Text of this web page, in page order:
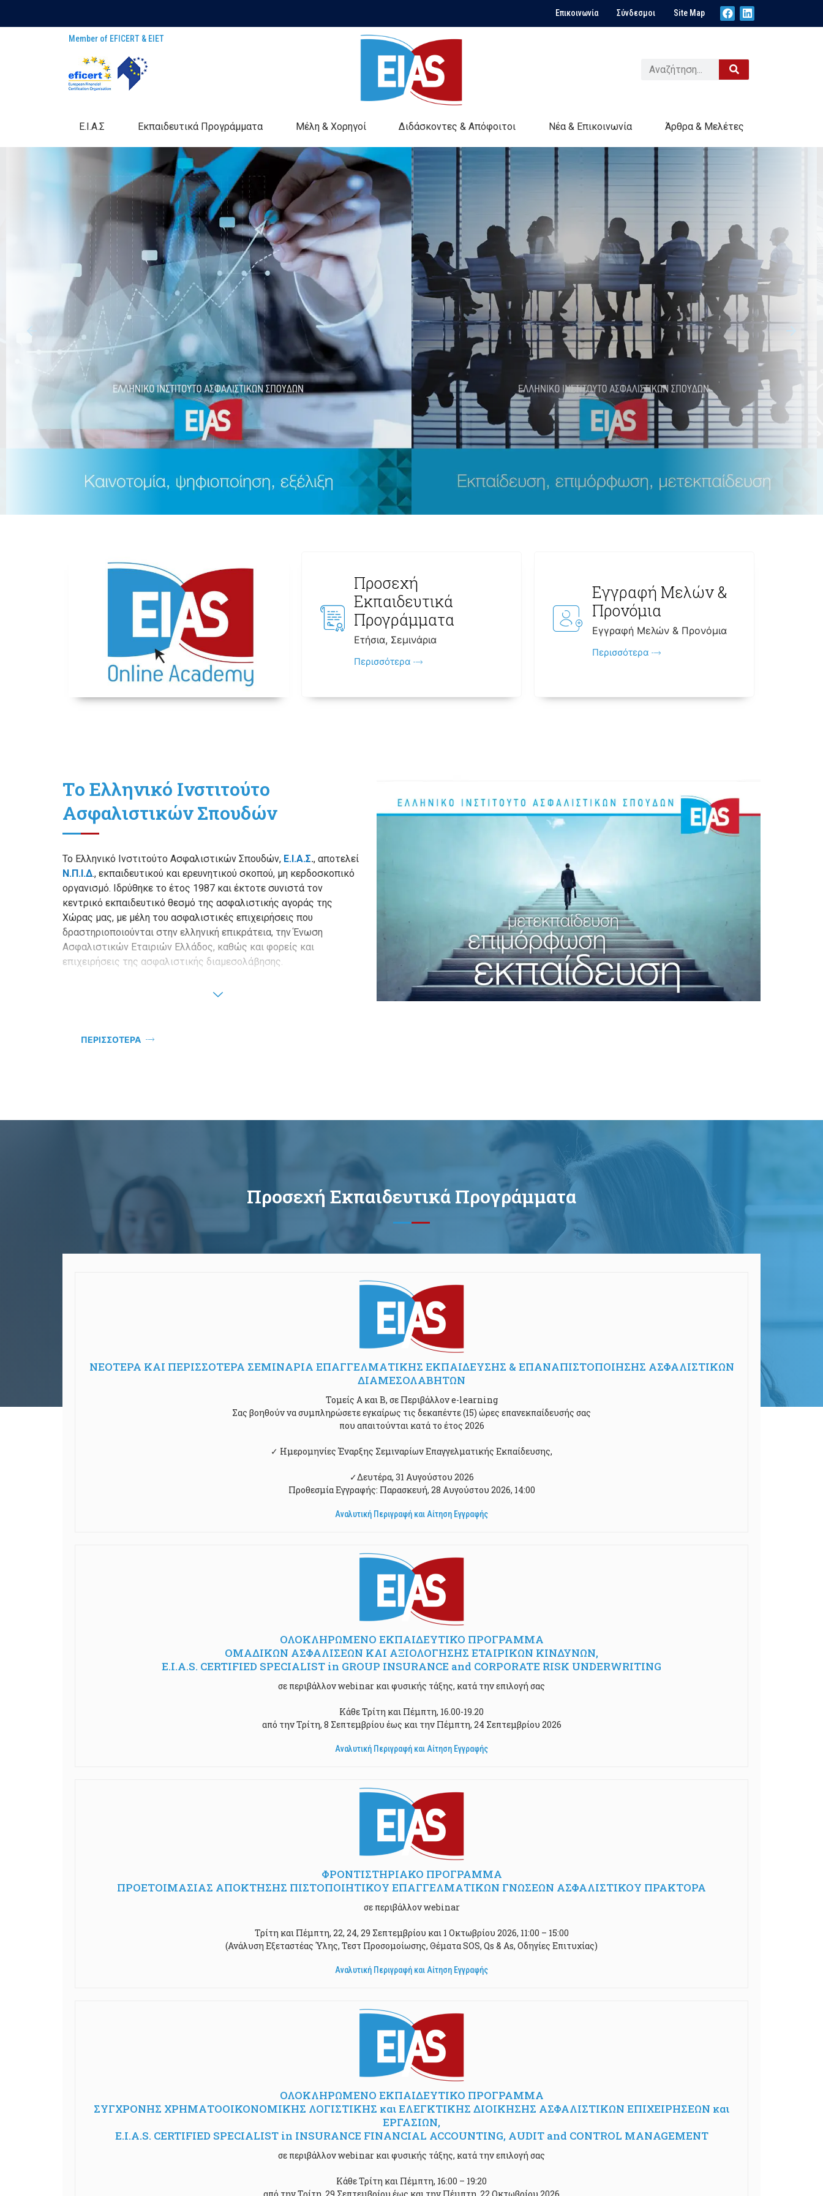
Επικοινωνία Σύνδεσμοι Site Map
Member of EFICERT & EIET
E.I.A.Σ Eκπαιδευτικά Προγράμματα Μέλη & Χορηγοί Διδάσκοντες & Απόφοιτοι Νέα & Επικοινωνία Άρθρα & Μελέτες
Προσεχή
Εκπαιδευτικά
Προγράμματα
Ετήσια, Σεμινάρια
Περισσότερα
Εγγραφή Μελών &
Προνόμια
Εγγραφή Μελών & Προνόμια
Περισσότερα
Τo Ελληνικό Ινστιτούτο
Ασφαλιστικών Σπουδών
Το Ελληνικό Ινστιτούτο Ασφαλιστικών Σπουδών, Ε.Ι.Α.Σ., αποτελεί
Ν.Π.Ι.Δ., εκπαιδευτικού και ερευνητικού σκοπού, μη κερδοσκοπικό
οργανισμό. Ιδρύθηκε το έτος 1987 και έκτοτε συνιστά τον
κεντρικό εκπαιδευτικό θεσμό της ασφαλιστικής αγοράς της
Χώρας μας, με μέλη του ασφαλιστικές επιχειρήσεις που
δραστηριοποιούνται στην ελληνική επικράτεια, την Ένωση
Ασφαλιστικών Εταιριών Ελλάδος, καθώς και φορείς και
επιχειρήσεις της ασφαλιστικής διαμεσολάβησης.
ΠΕΡΙΣΣΟΤΕΡΑ
Προσεχή Εκπαιδευτικά Προγράμματα
ΝΕΟΤΕΡΑ ΚΑΙ ΠΕΡΙΣΣΟΤΕΡΑ ΣΕΜΙΝΑΡΙΑ ΕΠΑΓΓΕΛΜΑΤΙΚΗΣ ΕΚΠΑΙΔΕΥΣΗΣ & ΕΠΑΝΑΠΙΣΤΟΠΟΙΗΣΗΣ ΑΣΦΑΛΙΣΤΙΚΩΝ
ΔΙΑΜΕΣΟΛΑΒΗΤΩΝ
Τομείς Α και Β, σε Περιβάλλον e-learning
Σας βοηθούν να συμπληρώσετε εγκαίρως τις δεκαπέντε (15) ώρες επανεκπαίδευσής σας
που απαιτούνται κατά το έτος 2026
✓ Ημερομηνίες Έναρξης Σεμιναρίων Επαγγελματικής Εκπαίδευσης,
✓Δευτέρα, 31 Αυγούστου 2026
Προθεσμία Εγγραφής: Παρασκευή, 28 Αυγούστου 2026, 14:00
Αναλυτική Περιγραφή και Αίτηση Εγγραφής
ΟΛΟΚΛΗΡΩΜΕΝΟ ΕΚΠΑΙΔΕΥΤΙΚΟ ΠΡΟΓΡΑΜΜΑ
ΟΜΑΔΙΚΩΝ ΑΣΦΑΛΙΣΕΩΝ ΚΑΙ ΑΞΙΟΛΟΓΗΣΗΣ ΕΤΑΙΡΙΚΩΝ ΚΙΝΔΥΝΩΝ,
E.I.A.S. CERTIFIED SPECIALIST in GROUP INSURANCE and CORPORATE RISK UNDERWRITING
σε περιβάλλον webinar και φυσικής τάξης, κατά την επιλογή σας
Κάθε Τρίτη και Πέμπτη, 16.00-19.20
από την Τρίτη, 8 Σεπτεμβρίου έως και την Πέμπτη, 24 Σεπτεμβρίου 2026
Αναλυτική Περιγραφή και Αίτηση Εγγραφής
ΦΡΟΝΤΙΣΤΗΡΙΑΚΟ ΠΡΟΓΡΑΜΜΑ
ΠΡΟΕΤΟΙΜΑΣΙΑΣ ΑΠΟΚΤΗΣΗΣ ΠΙΣΤΟΠΟΙΗΤΙΚΟΥ ΕΠΑΓΓΕΛΜΑΤΙΚΩΝ ΓΝΩΣΕΩΝ ΑΣΦΑΛΙΣΤΙΚΟΥ ΠΡΑΚΤΟΡΑ
σε περιβάλλον webinar
Τρίτη και Πέμπτη, 22, 24, 29 Σεπτεμβρίου και 1 Οκτωβρίου 2026, 11:00 – 15:00
(Ανάλυση Εξεταστέας Ύλης, Τεστ Προσομοίωσης, Θέματα SOS, Qs & As, Οδηγίες Επιτυχίας)
Αναλυτική Περιγραφή και Αίτηση Εγγραφής
ΟΛΟΚΛΗΡΩΜΕΝΟ ΕΚΠΑΙΔΕΥΤΙΚΟ ΠΡΟΓΡΑΜΜΑ
ΣΥΓΧΡΟΝΗΣ ΧΡΗΜΑΤΟΟΙΚΟΝΟΜΙΚΗΣ ΛΟΓΙΣΤΙΚΗΣ και ΕΛΕΓΚΤΙΚΗΣ ΔΙΟΙΚΗΣΗΣ ΑΣΦΑΛΙΣΤΙΚΩΝ ΕΠΙΧΕΙΡΗΣΕΩΝ και
ΕΡΓΑΣΙΩΝ,
E.I.A.S. CERTIFIED SPECIALIST in INSURANCE FINANCIAL ACCOUNTING, AUDIT and CONTROL MANAGEMENT
σε περιβάλλον webinar και φυσικής τάξης, κατά την επιλογή σας
Κάθε Τρίτη και Πέμπτη, 16:00 – 19:20